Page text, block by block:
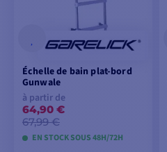
Échelle de bain plat-bord
Gunwale
à partir de
64,90 €
67,99 €
EN STOCK SOUS 48H/72H